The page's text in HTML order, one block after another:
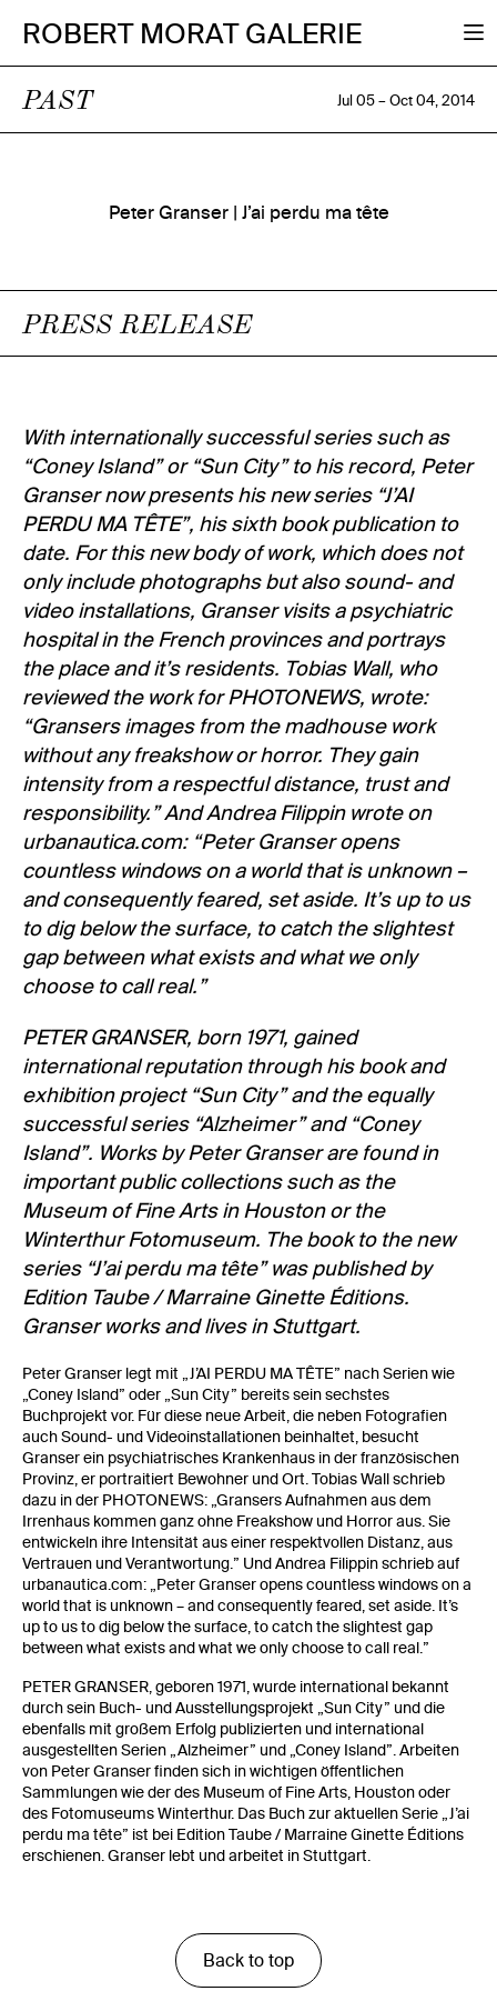
ROBERT MORAT GALERIE
PAST Jul 05 – Oct 04, 2014
Peter Granser | J’ai perdu ma tête
PRESS RELEASE
With internationally successful series such as
“Coney Island” or “Sun City” to his record, Peter
Granser now presents his new series “J’AI
PERDU MA TÊTE”, his sixth book publication to
date. For this new body of work, which does not
only include photographs but also sound- and
video installations, Granser visits a psychiatric
hospital in the French provinces and portrays
the place and it’s residents. Tobias Wall, who
reviewed the work for PHOTONEWS, wrote:
“Gransers images from the madhouse work
without any freakshow or horror. They gain
intensity from a respectful distance, trust and
responsibility.” And Andrea Filippin wrote on
urbanautica.com: “Peter Granser opens
countless windows on a world that is unknown –
and consequently feared, set aside. It’s up to us
to dig below the surface, to catch the slightest
gap between what exists and what we only
choose to call real.”
PETER GRANSER, born 1971, gained
international reputation through his book and
exhibition project “Sun City” and the equally
successful series “Alzheimer” and “Coney
Island”. Works by Peter Granser are found in
important public collections such as the
Museum of Fine Arts in Houston or the
Winterthur Fotomuseum. The book to the new
series “J’ai perdu ma tête” was published by
Edition Taube / Marraine Ginette Éditions.
Granser works and lives in Stuttgart.
Peter Granser legt mit „J’AI PERDU MA TÊTE” nach Serien wie
„Coney Island” oder „Sun City” bereits sein sechstes
Buchprojekt vor. Für diese neue Arbeit, die neben Fotografien
auch Sound- und Videoinstallationen beinhaltet, besucht
Granser ein psychiatrisches Krankenhaus in der französischen
Provinz, er portraitiert Bewohner und Ort. Tobias Wall schrieb
dazu in der PHOTONEWS: „Gransers Aufnahmen aus dem
Irrenhaus kommen ganz ohne Freakshow und Horror aus. Sie
entwickeln ihre Intensität aus einer respektvollen Distanz, aus
Vertrauen und Verantwortung.” Und Andrea Filippin schrieb auf
urbanautica.com: „Peter Granser opens countless windows on a
world that is unknown – and consequently feared, set aside. It’s
up to us to dig below the surface, to catch the slightest gap
between what exists and what we only choose to call real.”
PETER GRANSER, geboren 1971, wurde international bekannt
durch sein Buch- und Ausstellungsprojekt „Sun City” und die
ebenfalls mit großem Erfolg publizierten und international
ausgestellten Serien „Alzheimer” und „Coney Island”. Arbeiten
von Peter Granser finden sich in wichtigen öffentlichen
Sammlungen wie der des Museum of Fine Arts, Houston oder
des Fotomuseums Winterthur. Das Buch zur aktuellen Serie „J’ai
perdu ma tête” ist bei Edition Taube / Marraine Ginette Éditions
erschienen. Granser lebt und arbeitet in Stuttgart.
Back to top